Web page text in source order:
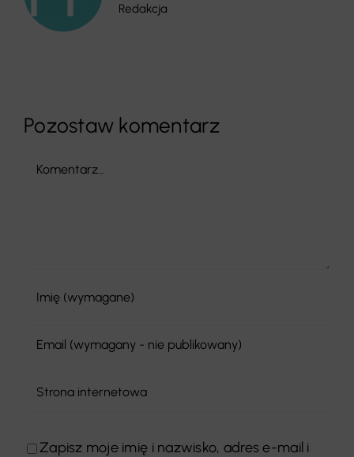
Redakcja
Pozostaw komentarz
Comment
Zapisz moje imię i nazwisko, adres e-mail i